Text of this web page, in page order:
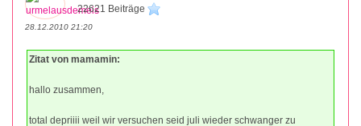
22621 Beiträge
28.12.2010 21:20
Zitat von mamamin:
hallo zusammen,
total depriiii weil wir versuchen seid juli wieder schwanger zu